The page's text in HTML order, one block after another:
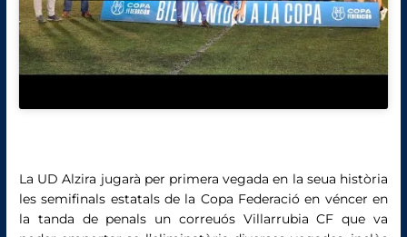
La UD Alzira jugarà per primera vegada en la seua història
les semifinals estatals de la Copa Federació en véncer en
la tanda de penals un correuós Villarrubia CF que va